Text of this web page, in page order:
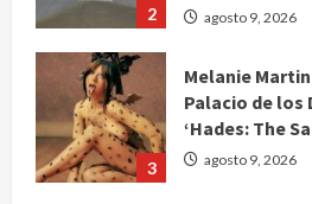
2 agosto 9, 2026
3
Melanie
Palacio de los
‘Hades: The
agosto 9, 2026